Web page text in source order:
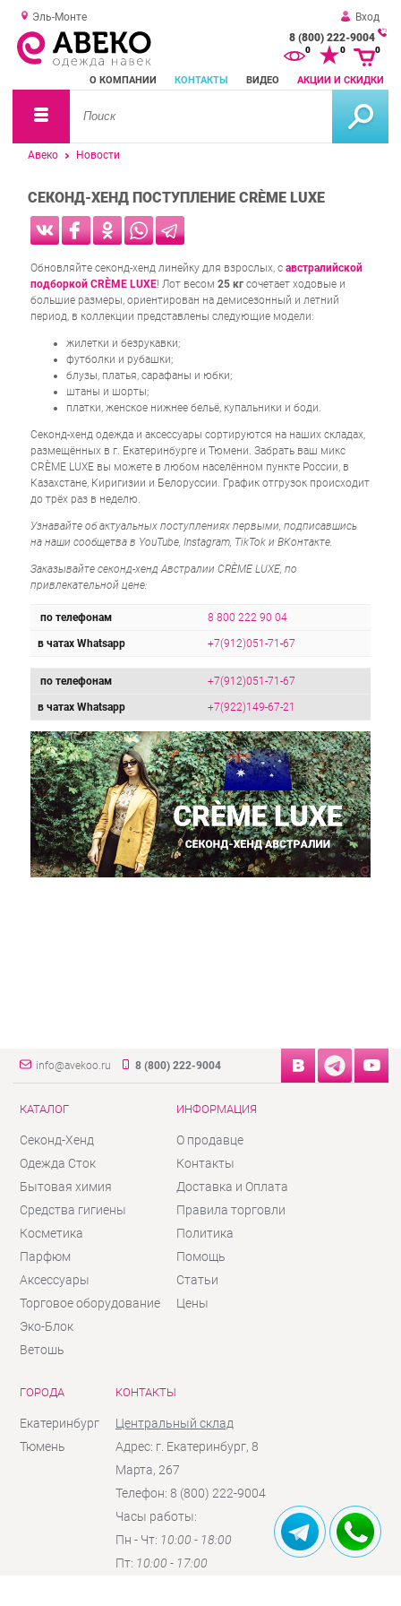
Эль-Монте
Вход
8 (800) 222-9004
О КОМПАНИИ КОНТАКТЫ ВИДЕО АКЦИИ И СКИДКИ
0 0 0
Авеко Новости
СЕКОНД-ХЕНД ПОСТУПЛЕНИЕ CRÈME LUXE
Обновляйте секонд-хенд линейку для взрослых, с австралийской
подборкой CRÈME LUXE! Лот весом 25 кг сочетает ходовые и
большие размеры, ориентирован на демисезонный и летний
период, в коллекции представлены следующие модели:
жилетки и безрукавки;
футболки и рубашки;
блузы, платья, сарафаны и юбки;
штаны и шорты;
платки, женское нижнее бельё, купальники и боди.
Секонд-хенд одежда и аксессуары сортируются на наших складах,
размещённых в г. Екатеринбурге и Тюмени. Забрать ваш микс
CRÈME LUXE вы можете в любом населённом пункте России, в
Казахстане, Киригизии и Белоруссии. График отгрузок происходит
до трёх раз в неделю.
Узнавайте об актуальных поступлениях первыми, подписавшись
на наши сообщетва в YouTube, Instagram, TikTok и ВКонтакте.
Заказывайте секонд-хенд Австралии CRÈME LUXE, по
привлекательной цене:
по телефонам 8 800 222 90 04
в чатах Whatsapp +7(912)051-71-67
по телефонам +7(912)051-71-67
в чатах Whatsapp +7(922)149-67-21
info@avekoo.ru 8 (800) 222-9004
КАТАЛОГ
Секонд-Хенд
Одежда Сток
Бытовая химия
Средства гигиены
Косметика
Парфюм
Аксессуары
Торговое оборудование
Эко-Блок
Ветошь
ИНФОРМАЦИЯ
О продавце
Контакты
Доставка и Оплата
Правила торговли
Политика
Помощь
Статьи
Цены
ГОРОДА
Екатеринбург
Тюмень
КОНТАКТЫ
Центральный склад
Адрес: г. Екатеринбург, 8
Марта, 267
Телефон: 8 (800) 222-9004
Часы работы:
Пн - Чт: 10:00 - 18:00
Пт: 10:00 - 17:00